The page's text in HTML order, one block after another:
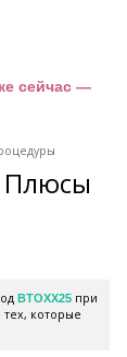
сейчас —
Плюсы
BTOXX25 при
тех, которые